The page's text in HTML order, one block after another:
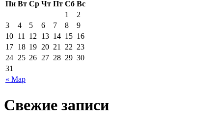
Пн Вт Ср Чт Пт Сб Вс
« Мар
1
2
3
4 5 6 7 8
9
10 11 12 13 14 15 16
17 18 19 20 21 22 23
24 25 26 27 28 29 30
31
Свежие записи